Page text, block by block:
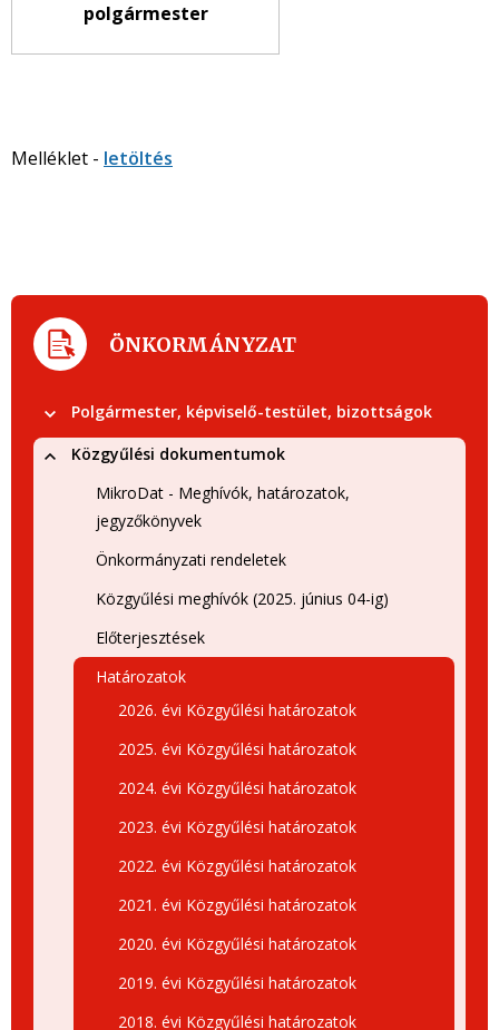
polgármester
Melléklet - letöltés
ÖNKORMÁNYZAT
Polgármester, képviselő-testület, bizottságok
Közgyűlési dokumentumok
MikroDat - Meghívók, határozatok,
jegyzőkönyvek
Önkormányzati rendeletek
Közgyűlési meghívók (2025. június 04-ig)
Előterjesztések
Határozatok
2026. évi Közgyűlési határozatok
2025. évi Közgyűlési határozatok
2024. évi Közgyűlési határozatok
2023. évi Közgyűlési határozatok
2022. évi Közgyűlési határozatok
2021. évi Közgyűlési határozatok
2020. évi Közgyűlési határozatok
2019. évi Közgyűlési határozatok
2018. évi Közgyűlési határozatok